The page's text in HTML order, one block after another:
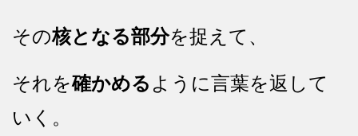
その核となる部分を捉えて、
それを確かめる ように言葉を返して
いく。